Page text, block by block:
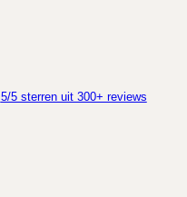
5/5 sterren uit 300+ reviews